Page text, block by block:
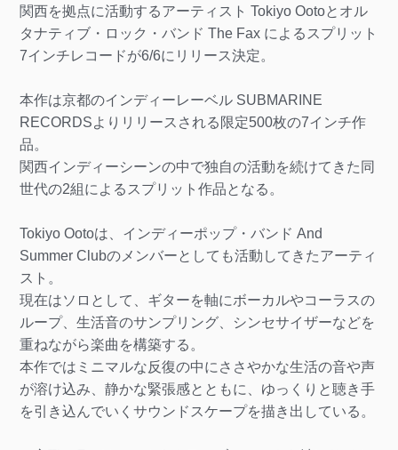
関西を拠点に活動するアーティスト Tokiyo Ootoとオル
タナティブ・ロック・バンド The Fax によるスプリット
7インチレコードが6/6にリリース決定。
本作は京都のインディーレーベル SUBMARINE
RECORDSよりリリースされる限定500枚の7インチ作
品。
関西インディーシーンの中で独自の活動を続けてきた同
世代の2組によるスプリット作品となる。
Tokiyo Ootoは、インディーポップ・バンド And
Summer Clubのメンバーとしても活動してきたアーティ
スト。
現在はソロとして、ギターを軸にボーカルやコーラスの
ループ、生活音のサンプリング、シンセサイザーなどを
重ねながら楽曲を構築する。
本作ではミニマルな反復の中にささやかな生活の音や声
が溶け込み、静かな緊張感とともに、ゆっくりと聴き手
を引き込んでいくサウンドスケープを描き出している。